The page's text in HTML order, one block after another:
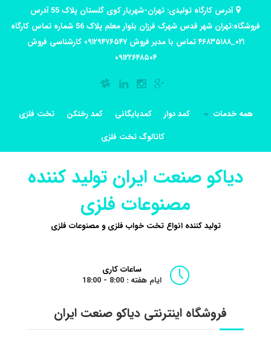
آدرس کارگاه تولیدی: تهران-شهریار کوی گلستان پلاک 55 آدرس
فروشگاه:تهران شهر قدس شهرک فرزان بلوار معلم پلاک 56 شماره تماس کارگاه
۰۲۱_۴۶۸۳۵۱۸۸ تماس با مدیر فروش ۰۹۱۲۹۴۷۶۵۴۷ کارشناسی فروش
۰۹۱۲۲۶۴۸۵۰۴
همه خدمات کمد دوار کمدبایگانی کمد رختکن
تخت فلزی
کاتالوگ تخت فلزی
دیاکو صنعت ایران تولید کننده
مصنوعات فلزی
تولید کننده انواع تخت خواب فلزی و مصنوعات فلزی
ساعات کاری
ایام هفته : 8:00 - 18:00
فروشگاه اینترنتی دیاکو صنعت ایران